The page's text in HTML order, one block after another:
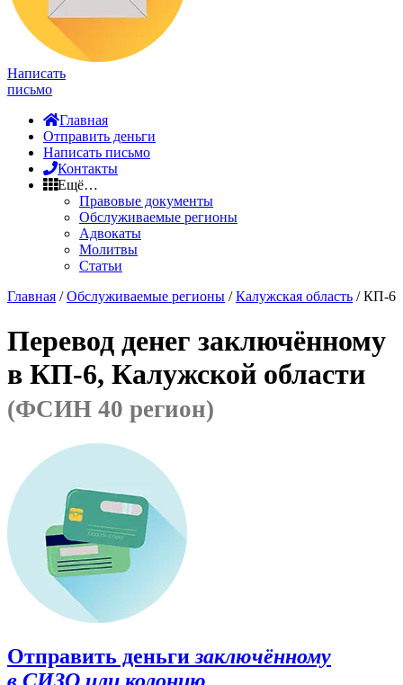
Написать
письмо
Главная
Отправить деньги
Написать письмо
Контакты
Ещё…
Правовые документы
Обслуживаемые регионы
Адвокаты
Молитвы
Статьи
Главная /Обслуживаемые регионы /Калужская область / КП-6
Перевод денег заключённому
в КП-6, Калужской области
(ФСИН 40 регион)
Отправить деньги заключённому